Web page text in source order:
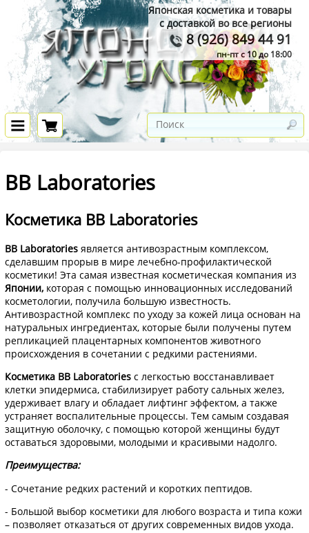
Японская косметика и товары
с доставкой во все регионы
8 (926) 849 44 91
пн-пт с 10 до 18:00
BB Laboratories
Косметика BB Laboratories
BB Laboratories является антивозрастным комплексом,
сделавшим прорыв в мире лечебно-профилактической
косметики! Эта самая известная косметическая компания из
Японии, которая с помощью инновационных исследований
косметологии, получила большую известность.
Антивозрастной комплекс по уходу за кожей лица основан на
натуральных ингредиентах, которые были получены путем
репликацией плацентарных компонентов животного
происхождения в сочетании с редкими растениями.
Косметика BB Laboratories с легкостью восстанавливает
клетки эпидермиса, стабилизирует работу сальных желез,
удерживает влагу и обладает лифтинг эффектом, а также
устраняет воспалительные процессы. Тем самым создавая
защитную оболочку, с помощью которой женщины будут
оставаться здоровыми, молодыми и красивыми надолго.
Преимущества:
- Сочетание редких растений и коротких пептидов.
- Большой выбор косметики для любого возраста и типа кожи
– позволяет отказаться от других современных видов ухода.